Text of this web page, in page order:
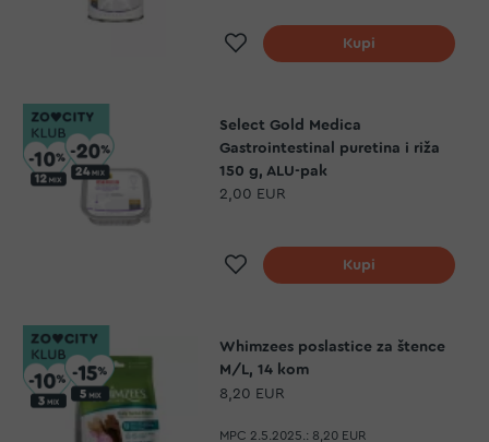
Dodaj na listu želja
Kupi
Select Gold Medica
Gastrointestinal puretina i riža
150 g, ALU-pak
2,00 EUR
Dodaj na listu želja
Kupi
Whimzees poslastice za štence
M/L, 14 kom
8,20 EUR
MPC 2.5.2025.: 8,20 EUR